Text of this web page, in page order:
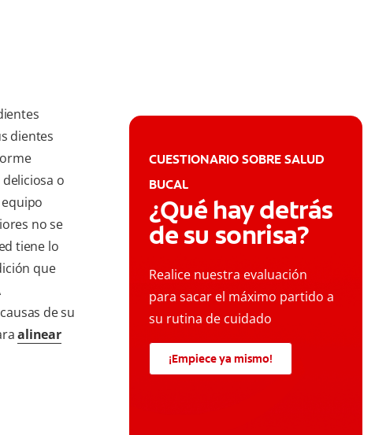
dientes
o
no se
tiene lo
que
de su
alinear
CUESTIONARIO SOBRE SALUD
BUCAL
¿Qué hay detrás
de su sonrisa?
Realice nuestra evaluación
para sacar el máximo partido a
su rutina de cuidado
¡Empiece ya mismo!